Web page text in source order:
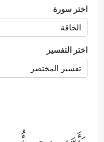
اختر سورة
اختر التفسير